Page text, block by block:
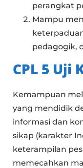
perangkat
Mampu
pedagogik,
CPL 5 Uji
Kemampuan
yang mendidik
informasi dan
sikap (karakter
keterampilan
memecahkan